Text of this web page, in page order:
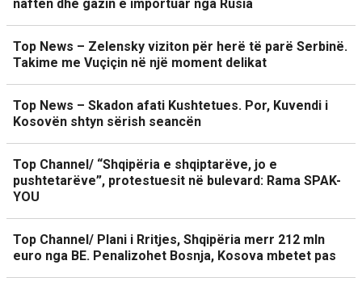
naftën dhe gazin e importuar nga Rusia
Top News – Zelensky viziton për herë të parë Serbinë.
Takime me Vuçiçin në një moment delikat
Top News – Skadon afati Kushtetues. Por, Kuvendi i
Kosovën shtyn sërish seancën
Top Channel/ “Shqipëria e shqiptarëve, jo e
pushtetarëve”, protestuesit në bulevard: Rama SPAK-
YOU
Top Channel/ Plani i Rritjes, Shqipëria merr 212 mln
euro nga BE. Penalizohet Bosnja, Kosova mbetet pas